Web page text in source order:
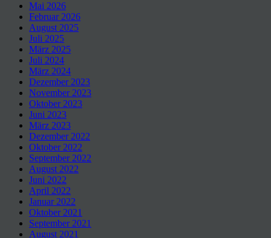
Mai 2026
Februar 2026
August 2025
Juli 2025
März 2025
Juli 2024
März 2024
Dezember 2023
November 2023
Oktober 2023
Juni 2023
März 2023
Dezember 2022
Oktober 2022
September 2022
August 2022
Juni 2022
April 2022
Januar 2022
Oktober 2021
September 2021
August 2021